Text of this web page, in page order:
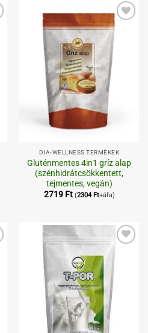
Kedvenceimhez
DIA-WELLNESS TERMÉKEK
Gluténmentes 4in1 gríz alap
(szénhidrátcsökkentett,
tejmentes, vegán)
2719 Ft (2304 Ft+áfa)
Kedvenceimhez